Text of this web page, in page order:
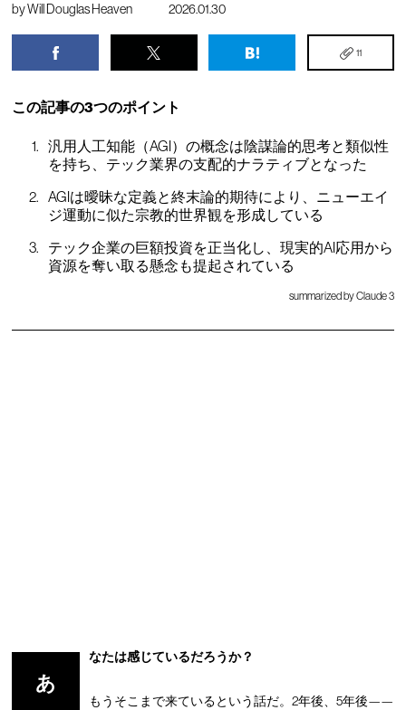
byWill Douglas Heaven 2026.01.30
11
この記事の3つのポイント
汎用人工知能（AGI）の概念は陰謀論的思考と類似性
を持ち、テック業界の支配的ナラティブとなった
AGIは曖昧な定義と終末論的期待により、ニューエイ
ジ運動に似た宗教的世界観を形成している
テック企業の巨額投資を正当化し、現実的AI応用から
資源を奪い取る懸念も提起されている
summarized by Claude 3
あ
なたは感じているだろうか？
もうそこまで来ているという話だ。2年後、5年後——